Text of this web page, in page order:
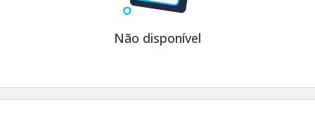
Não disponível